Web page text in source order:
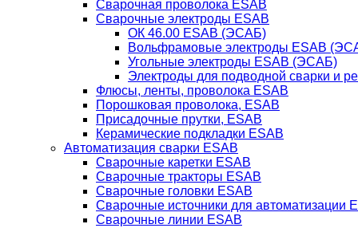
Сварочная проволока ESAB
Сварочные электроды ESAB
ОК 46.00 ESAB (ЭСАБ)
Вольфрамовые электроды ESAB
Угольные электроды ESAB (ЭСАБ)
Электроды для подводной сварки и
Флюсы, ленты, проволока ESAB
Порошковая проволока, ESAB
Присадочные прутки, ESAB
Керамические подкладки ESAB
Автоматизация сварки ESAB
Сварочные каретки ESAB
Сварочные тракторы ESAB
Сварочные головки ESAB
Сварочные источники для автоматизации
Сварочные линии ESAB